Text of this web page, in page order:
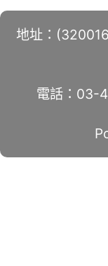
地址：
電話：03-